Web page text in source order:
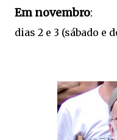
Em novembro:
dias 2 e 3 (sábado e